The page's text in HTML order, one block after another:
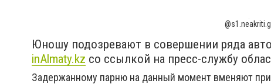
Юношу подозревают в совершении ряда
inAlmaty.kz со ссылкой на пресс-службу
Задержанному парню на данный момент вменяют